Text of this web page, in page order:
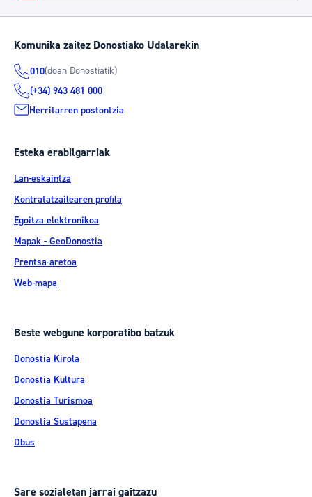
Komunika zaitez Donostiako Udalarekin
010(doan Donostiatik)
(+34) 943 481 000
Herritarren postontzia
Esteka erabilgarriak
Lan-eskaintza
Kontratatzailearen profila
Egoitza elektronikoa
Mapak - GeoDonostia
Prentsa-aretoa
Web-mapa
Beste webgune korporatibo batzuk
Donostia Kirola
Donostia Kultura
Donostia Turismoa
Donostia Sustapena
Dbus
Sare sozialetan jarrai gaitzazu